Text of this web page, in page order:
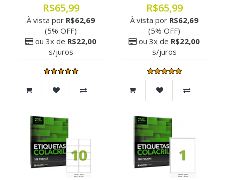
R$65,99
À vista por R$62,69
(5% OFF)
ou 3x de R$22,00
s/juros
R$65,99
À vista por R$62,69
(5% OFF)
ou 3x de R$22,00
s/juros